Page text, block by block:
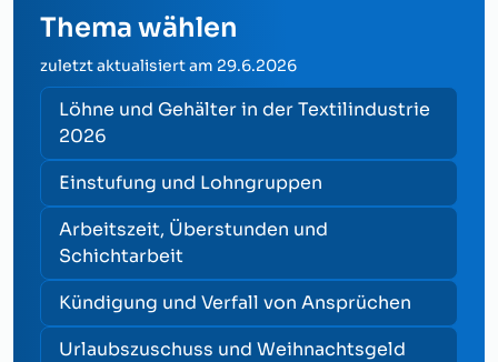
Thema wählen
zuletzt aktualisiert am 29.6.2026
Löhne und Gehälter in der Textilindustrie
2026
Einstufung und Lohngruppen
Arbeitszeit, Überstunden und
Schichtarbeit
Kündigung und Verfall von Ansprüchen
Urlaubszuschuss und Weihnachtsgeld